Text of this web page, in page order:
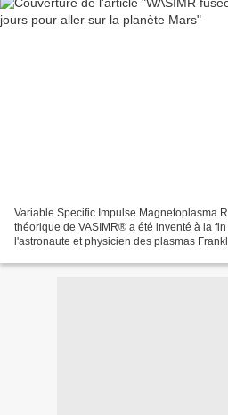
Variable Specific Impulse Magnetoplasma
théorique de VASIMR® a été inventé à la
l'astronaute et physicien des plasmas